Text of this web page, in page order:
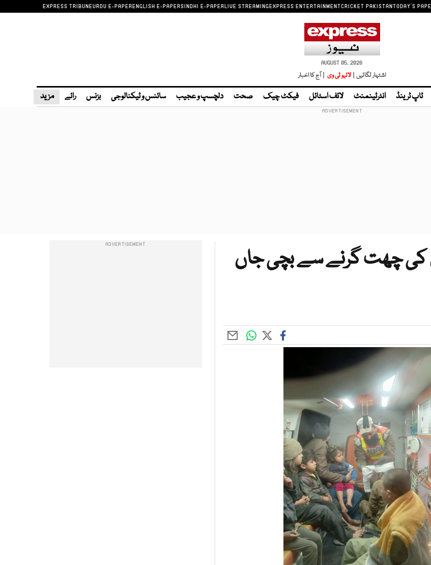
EXPRESS TRIBUNEURDU E-PAPERENGLISH E-PAPERSINDHI E-PAPERLIVE STREAMINGEXPRESS ENTERTAINMENTCRICKET PAKISTANTODAY'S
AUGUST 05, 2026
اشتہار لگائیں | لائیو ٹی وی | آج کا اخبار
ٹاپ ٹرینڈ انٹرٹینمنٹ لائف اسٹائل فیکٹ چیک صحت دلچسپ و عجیب سائنس و ٹیکنالوجی بزنس رائے مزید
کی چھت گرنے سے بچی جاں